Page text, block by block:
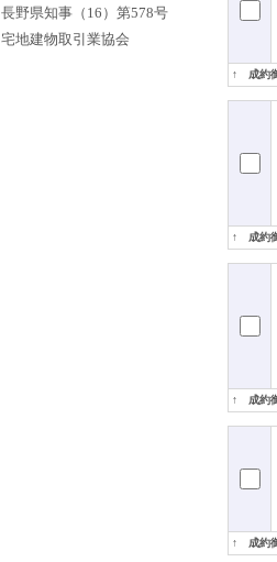
長野県知事（16）第578号
宅地建物取引業協会
↑ 成約
↑ 成約
↑ 成約
↑ 成約